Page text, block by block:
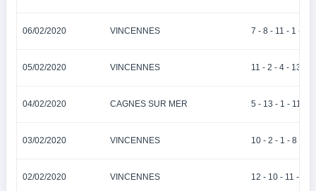
06/02/2020 VINCENNES 7 - 8 - 11 - 1 - 13
05/02/2020 VINCENNES 11 - 2 - 4 - 13 -
04/02/2020 CAGNES SUR MER 5 - 13 - 1 - 11 - 8
03/02/2020 VINCENNES 10 - 2 - 1 - 8 - 9
02/02/2020 VINCENNES 12 - 10 - 11 - 4 -